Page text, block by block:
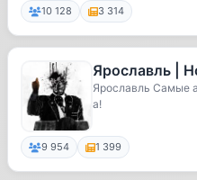
10 128 3 314
Ярославль |
Ярославль Самые
а!
9 954 1 399